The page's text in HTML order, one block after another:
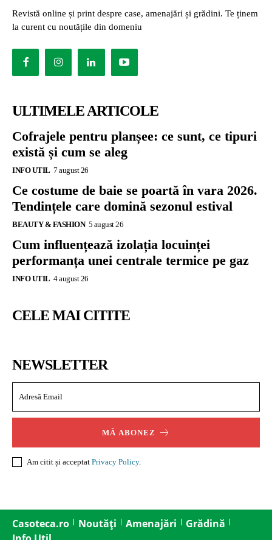
Revistă online și print despre case, amenajări și grădini. Te ținem
la curent cu noutățile din domeniu
ULTIMELE ARTICOLE
Cofrajele pentru planșee: ce sunt, ce tipuri
există și cum se aleg
INFO UTIL 7 august 26
Ce costume de baie se poartă în vara 2026.
Tendințele care domină sezonul estival
BEAUTY & FASHION 5 august 26
Cum influențează izolația locuinței
performanța unei centrale termice pe gaz
INFO UTIL 4 august 26
CELE MAI CITITE
NEWSLETTER
MĂ ABONEZ
Am citit și acceptat Privacy Policy.
Casoteca.ro Noutăți Amenajări
Grădină